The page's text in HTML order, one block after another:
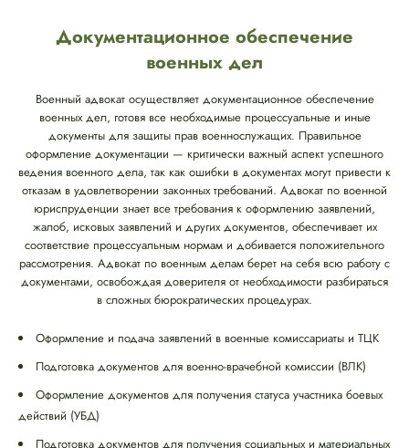
Документационное обеспечение
военных дел
Военный адвокат осуществляет документационное обеспечение
военных дел, готовя все необходимые процессуальные и иные
документы для защиты прав военнослужащих. Правильное
оформление документации — критически важный аспект успешного
ведения военного дела, так как ошибки в документах могут привести к
отказам в удовлетворении законных требований. Адвокат по военной
юриспруденции знает все требования к оформлению заявлений,
жалоб, исковых заявлений и других документов, обеспечивает их
соответствие процессуальным нормам и добивается положительного
рассмотрения. Адвокат по военным делам берет на себя всю работу с
документами, освобождая доверителя от необходимости разбираться
в сложных бюрократических процедурах.
Оформление и подача заявлений в военные комиссариаты и ТЦК
Подготовка документов для военно-врачебной комиссии (ВЛК)
Оформление документов для получения статуса участника боевых
действий (УБД)
Подготовка документов для получения социальных и материальных